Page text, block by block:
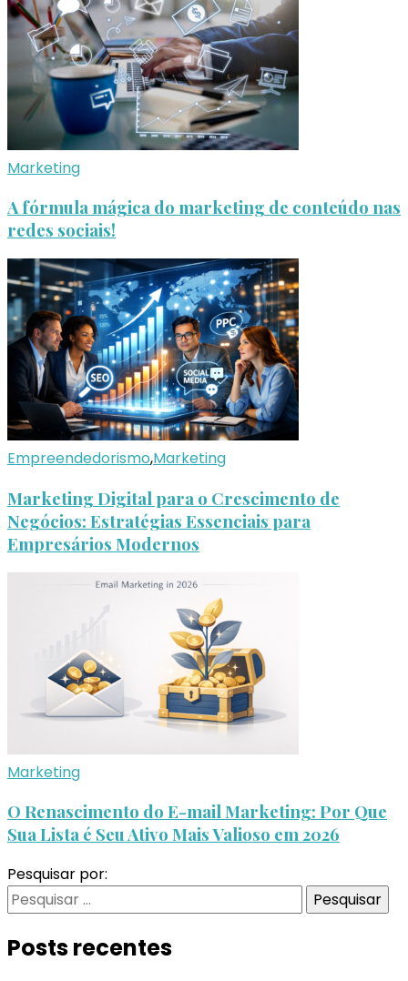
Marketing
A fórmula mágica do marketing de conteúdo nas
redes sociais!
Empreendedorismo,Marketing
Marketing Digital para o Crescimento de
Negócios: Estratégias Essenciais para
Empresários Modernos
Marketing
O Renascimento do E-mail Marketing: Por Que
Sua Lista é Seu Ativo Mais Valioso em 2026
Pesquisar por:
Posts recentes